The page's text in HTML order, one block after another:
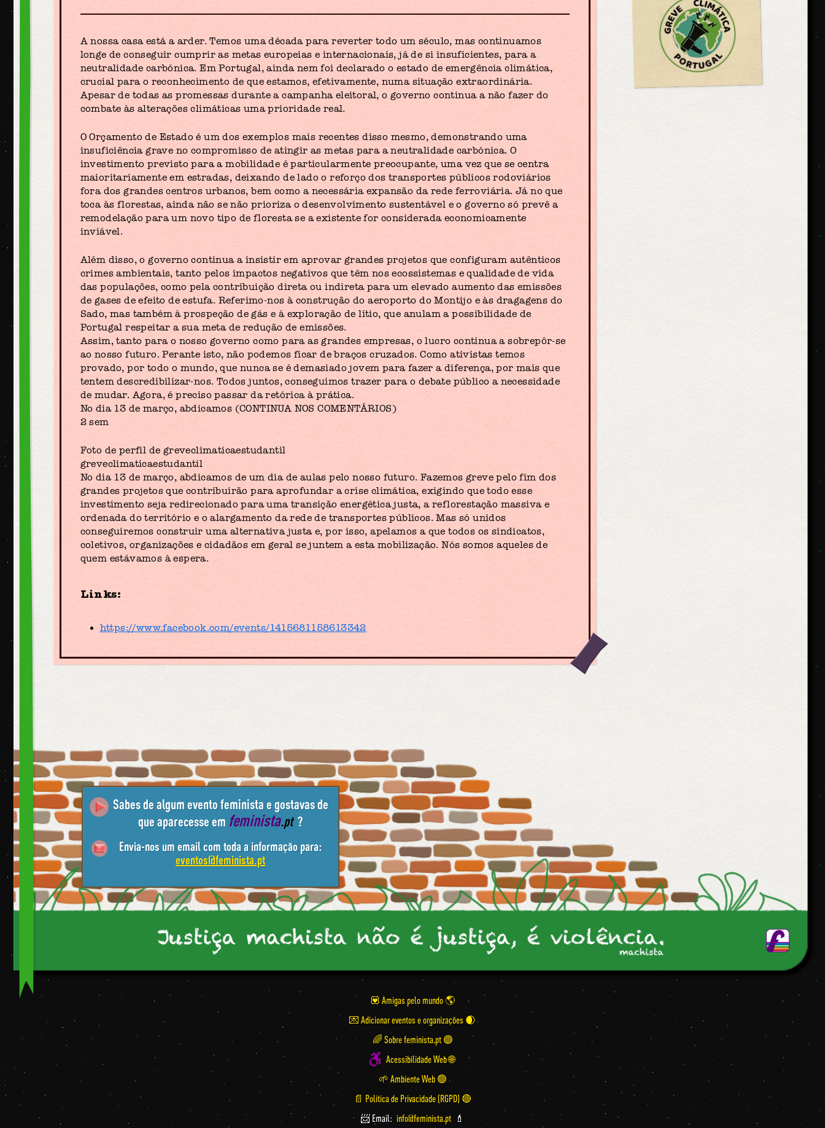
A nossa casa está a arder. Temos uma década para reverter todo um século, mas continuamos
longe de conseguir cumprir as metas europeias e internacionais, já de si insuficientes, para a
neutralidade carbónica. Em Portugal, ainda nem foi declarado o estado de emergência climática,
crucial para o reconhecimento de que estamos, efetivamente, numa situação extraordinária.
Apesar de todas as promessas durante a campanha eleitoral, o governo continua a não fazer do
combate às alterações climáticas uma prioridade real.
O Orçamento de Estado é um dos exemplos mais recentes disso mesmo, demonstrando uma
insuficiência grave no compromisso de atingir as metas para a neutralidade carbónica. O
investimento previsto para a mobilidade é particularmente preocupante, uma vez que se centra
maioritariamente em estradas, deixando de lado o reforço dos transportes públicos rodoviários
fora dos grandes centros urbanos, bem como a necessária expansão da rede ferroviária. Já no que
toca às florestas, ainda não se não prioriza o desenvolvimento sustentável e o governo só prevê a
remodelação para um novo tipo de floresta se a existente for considerada economicamente
inviável.
Além disso, o governo continua a insistir em aprovar grandes projetos que configuram autênticos
crimes ambientais, tanto pelos impactos negativos que têm nos ecossistemas e qualidade de vida
das populações, como pela contribuição direta ou indireta para um elevado aumento das emissões
de gases de efeito de estufa. Referimo-nos à construção do aeroporto do Montijo e às dragagens do
Sado, mas também à prospeção de gás e à exploração de lítio, que anulam a possibilidade de
Portugal respeitar a sua meta de redução de emissões.
Assim, tanto para o nosso governo como para as grandes empresas, o lucro continua a sobrepôr-se
ao nosso futuro. Perante isto, não podemos ficar de braços cruzados. Como ativistas temos
provado, por todo o mundo, que nunca se é demasiado jovem para fazer a diferença, por mais que
tentem descredibilizar-nos. Todos juntos, conseguimos trazer para o debate público a necessidade
de mudar. Agora, é preciso passar da retórica à prática.
No dia 13 de março, abdicamos (CONTINUA NOS COMENTÁRIOS)
2 sem
Foto de perfil de greveclimaticaestudantil
greveclimaticaestudantil
No dia 13 de março, abdicamos de um dia de aulas pelo nosso futuro. Fazemos greve pelo fim dos
grandes projetos que contribuirão para aprofundar a crise climática, exigindo que todo esse
investimento seja redirecionado para uma transição energética justa, a reflorestação massiva e
ordenada do território e o alargamento da rede de transportes públicos. Mas só unidos
conseguiremos construir uma alternativa justa e, por isso, apelamos a que todos os sindicatos,
coletivos, organizações e cidadãos em geral se juntem a esta mobilização. Nós somos aqueles de
quem estávamos à espera.
Links:
https://www.facebook.com/events/1415681158613342
Sabes de algum evento feminista e gostavas de
que aparecesse em feminista.pt ?
Envia-nos um email com toda a informação para:
eventos@feminista.pt
💟 Amigas pelo mundo
💌 Adicionar eventos e organizações
🌈 Sobre feminista.pt 🟣
Acessibilidade Web 🌐
🌱 Ambiente Web 🟢
📄 Política de Privacidade (RGPD) 🔴
📨 Email: info@feminista.pt 💄